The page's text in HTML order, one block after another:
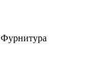
Фурнитура